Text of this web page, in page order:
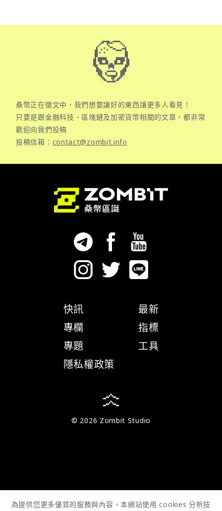
桑幣正在徵文中，我們想要讓好的東西讓更多人看見！
只要是跟金融科技、區塊鏈及加密貨幣相關的文章，都非常
歡迎向我們投稿
投稿信箱： contact@zombit.info
快訊
專欄
專題
隱私權政策
最新
指標
工具
© 2026 Zombit Studio
為提供您更多優質的服務與內容，本網站使用 cookies 分析技